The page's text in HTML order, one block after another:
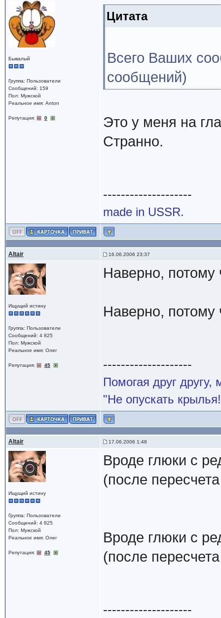
Бывалый
Группа: Пользователи
Сообщений: 159
Пол: Мужской
Реальное имя: Anton
Репутация: 0
Цитата
Всего Ваших
сообщений)
Это у меня на
Странно.
--------------------
made in USSR.
Altair 16.06.2006 23:37
Ищущий истину
Группа: Пользователи
Сообщений: 4 825
Пол: Мужской
Реальное имя: Олег
Репутация: 45
Наверно,
Наверно,
--------------------
Помогая друг
"Не опускать
Altair 17.06.2006 1:48
Ищущий истину
Группа: Пользователи
Сообщений: 4 825
Пол: Мужской
Реальное имя: Олег
Репутация: 45
Вроде глюки с
(после
Вроде глюки с
(после
--------------------